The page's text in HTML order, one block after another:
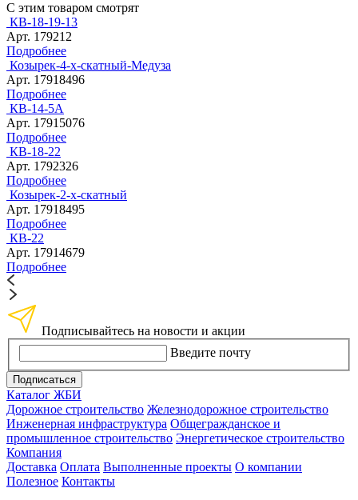
С этим товаром смотрят
КВ-18-19-13
Арт. 179212
Подробнее
Козырек-4-х-скатный-Медуза
Арт. 17918496
Подробнее
КВ-14-5А
Арт. 17915076
Подробнее
КВ-18-22
Арт. 1792326
Подробнее
Козырек-2-х-скатный
Арт. 17918495
Подробнее
КВ-22
Арт. 17914679
Подробнее
Подписывайтесь на новости и акции
Введите почту
Подписаться
Каталог ЖБИ
Дорожное строительство Железнодорожное строительство
Инженерная инфраструктура Общегражданское и
промышленное строительство Энергетическое строительство
Компания
Доставка Оплата Выполненные проекты О компании
Полезное Контакты